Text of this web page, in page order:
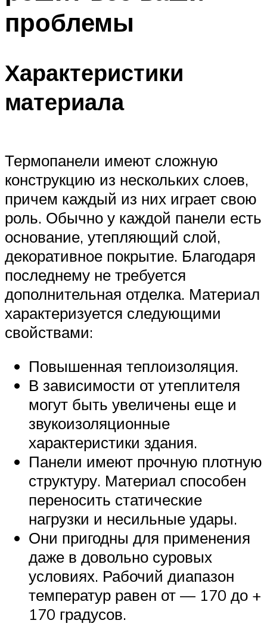
проблемы
Характеристики
материала
Термопанели имеют сложную
конструкцию из нескольких слоев,
причем каждый из них играет свою
роль. Обычно у каждой панели есть
основание, утепляющий слой,
декоративное покрытие. Благодаря
последнему не требуется
дополнительная отделка. Материал
характеризуется следующими
свойствами:
Повышенная теплоизоляция.
В зависимости от утеплителя
могут быть увеличены еще и
звукоизоляционные
характеристики здания.
Панели имеют прочную плотную
структуру. Материал способен
переносить статические
нагрузки и несильные удары.
Они пригодны для применения
даже в довольно суровых
условиях. Рабочий диапазон
температур равен от — 170 до +
170 градусов.